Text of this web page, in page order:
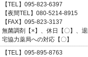
【TEL】095-823-6397
【夜間TEL】080-5214-8915
【FAX】095-823-3137
無菌調剤【×】、休日【〇】、
宅協力薬局への対応【〇】
【TEL】095-895-8763